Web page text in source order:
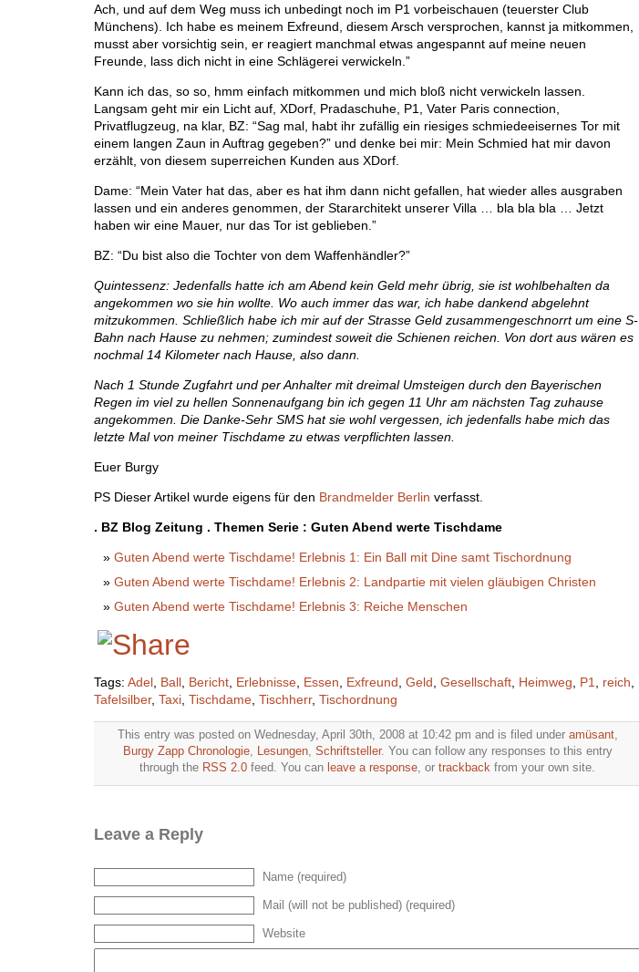
Ach, und auf dem Weg muss ich unbedingt noch im P1 vorbeischauen (teuerster Club
Münchens). Ich habe es meinem Exfreund, diesem Arsch versprochen, kannst ja mitkommen,
musst aber vorsichtig sein, er reagiert manchmal etwas angespannt auf meine neuen
Freunde, lass dich nicht in eine Schlägerei verwickeln.”
Kann ich das, so so, hmm einfach mitkommen und mich bloß nicht verwickeln lassen.
Langsam geht mir ein Licht auf, XDorf, Pradaschuhe, P1, Vater Paris connection,
Privatflugzeug, na klar, BZ: “Sag mal, habt ihr zufällig ein riesiges schmiedeeisernes Tor mit
einem langen Zaun in Auftrag gegeben?” und denke bei mir: Mein Schmied hat mir davon
erzählt, von diesem superreichen Kunden aus XDorf.
Dame: “Mein Vater hat das, aber es hat ihm dann nicht gefallen, hat wieder alles ausgraben
lassen und ein anderes genommen, der Stararchitekt unserer Villa … bla bla bla … Jetzt
haben wir eine Mauer, nur das Tor ist geblieben.”
BZ: “Du bist also die Tochter von dem Waffenhändler?”
Quintessenz: Jedenfalls hatte ich am Abend kein Geld mehr übrig, sie ist wohlbehalten da
angekommen wo sie hin wollte. Wo auch immer das war, ich habe dankend abgelehnt
mitzukommen. Schließlich habe ich mir auf der Strasse Geld zusammengeschnorrt um eine S-
Bahn nach Hause zu nehmen; zumindest soweit die Schienen reichen. Von dort aus wären es
nochmal 14 Kilometer nach Hause, also dann.
Nach 1 Stunde Zugfahrt und per Anhalter mit dreimal Umsteigen durch den Bayerischen
Regen im viel zu hellen Sonnenaufgang bin ich gegen 11 Uhr am nächsten Tag zuhause
angekommen. Die Danke-Sehr SMS hat sie wohl vergessen, ich jedenfalls habe mich das
letzte Mal von meiner Tischdame zu etwas verpflichten lassen.
Euer Burgy
PS Dieser Artikel wurde eigens für den Brandmelder Berlin verfasst.
. BZ Blog Zeitung . Themen Serie : Guten Abend werte Tischdame
Guten Abend werte Tischdame! Erlebnis 1: Ein Ball mit Dine samt Tischordnung
Guten Abend werte Tischdame! Erlebnis 2: Landpartie mit vielen gläubigen Christen
Guten Abend werte Tischdame! Erlebnis 3: Reiche Menschen
Tags: Adel Ball Bericht Erlebnisse Essen Exfreund Geld Gesellschaft Heimweg P1 reich
Tafelsilber, Taxi Tischdame Tischherr, Tischordnung
This entry was posted on Wednesday, April 30th, 2008 at 10:42 pm and is filed under amüsant,
Burgy Zapp Chronologie, Lesungen, Schriftsteller. You can follow any responses to this entry
through the RSS 2.0 feed. You can leave a response , or trackback from your own site.
Leave a Reply
Name (required)
Mail (will not be published) (required)
Website